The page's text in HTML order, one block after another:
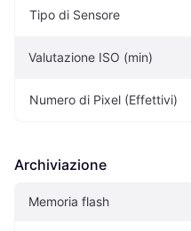
Tipo di Sensore
Valutazione ISO (min)
Numero di Pixel (Effettivi)
Archiviazione
Memoria flash